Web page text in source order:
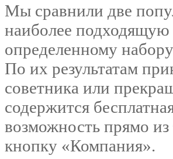
Мы сравнили две
наиболее подходящую
определенному
По их результатам
советника или
содержится
возможность прямо
кнопку «Компания».